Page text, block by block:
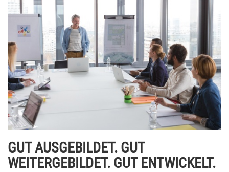
GUT AUSGEBILDET. GUT
WEITERGEBILDET. GUT ENTWICKELT.